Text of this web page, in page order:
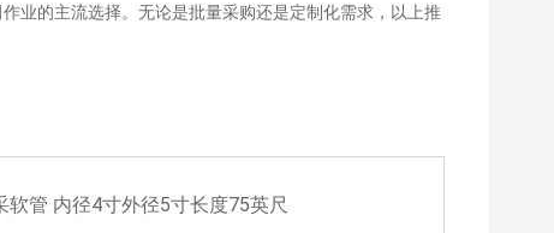
业的主流选择。无论是批量采购还是定制化需求，以上推
软管 内径4寸外径5寸长度75英尺